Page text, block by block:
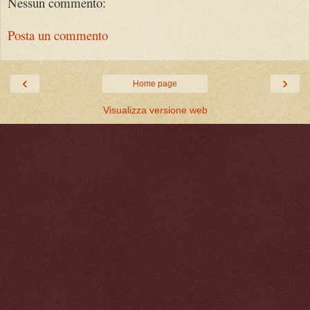
Posta un commento
‹ ›
Home page
Visualizza versione web